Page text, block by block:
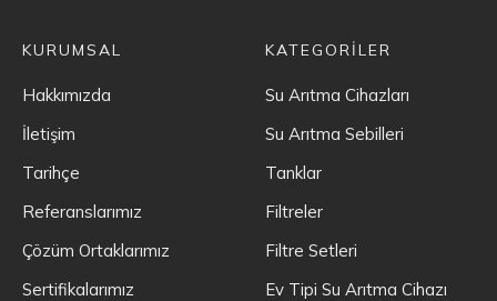
KURUMSAL
Hakkımızda
İletişim
Tarihçe
Referanslarımız
Çözüm Ortaklarımız
Sertifikalarımız
KATEGORİLER
Su Arıtma Cihazları
Su Arıtma Sebilleri
Tanklar
Filtreler
Filtre Setleri
Ev Tipi Su Arıtma Cihazı